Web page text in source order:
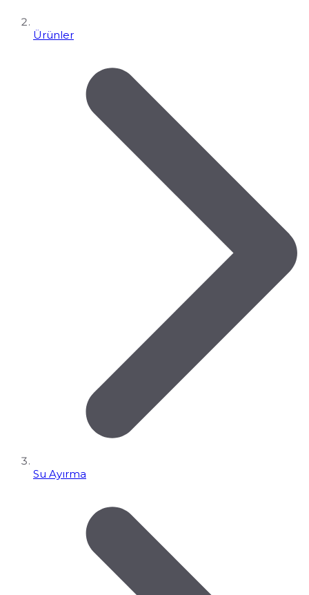
Ürünler
Su Ayırma